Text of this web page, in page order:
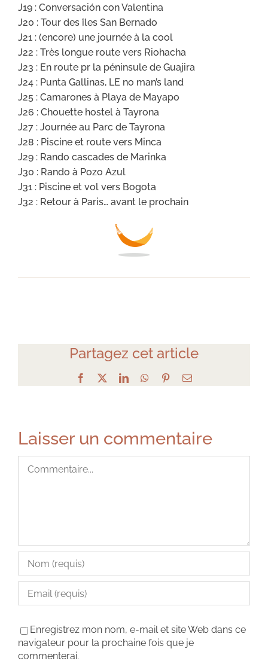
J19 : Conversación con Valentina
J20 : Tour des îles San Bernado
J21 : (encore) une journée à la cool
J22 : Très longue route vers Riohacha
J23 : En route pr la péninsule de Guajira
J24 : Punta Gallinas, LE no man’s land
J25 : Camarones à Playa de Mayapo
J26 : Chouette hostel à Tayrona
J27 : Journée au Parc de Tayrona
J28 : Piscine et route vers Minca
J29 : Rando cascades de Marinka
J30 : Rando à Pozo Azul
J31 : Piscine et vol vers Bogota
J32 : Retour à Paris… avant le prochain
Partagez cet article
Facebook LinkedInWhatsApp
PinterestEmail
Laisser un commentaire
Enregistrez mon nom, e-mail et site Web dans ce
navigateur pour la prochaine fois que je
commenterai.